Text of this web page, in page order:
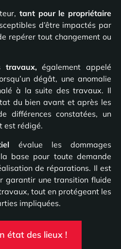
tant pour le propriétaire
d’être impactés par
repérer tout changement ou
travaux,également appelé
dégât, une anomalie
à la suite des travaux. Il
du bien avant et après les
différences constatées, un
est rédigé.
évalue les dommages
base pour toute demande
de réparations. Il est
garantir une transition fluide
tout en protégeant les
impliquées.
état des lieux !